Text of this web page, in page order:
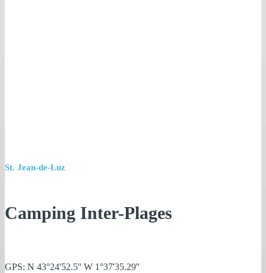
St. Jean-de-Luz
Camping Inter-Plages
GPS: N 43°24'52.5'' W 1°37'35.29''